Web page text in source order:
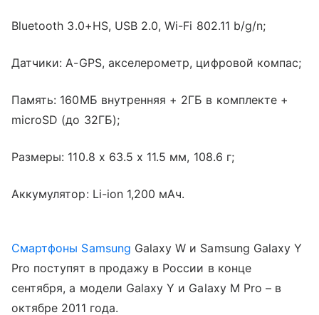
Bluetooth 3.0+HS, USB 2.0, Wi-Fi 802.11 b/g/n;
Датчики: A-GPS, акселерометр, цифровой компас;
Память: 160MБ внутренняя + 2ГБ в комплекте +
microSD (до 32ГБ);
Размеры: 110.8 x 63.5 x 11.5 мм, 108.6 г;
Аккумулятор: Li-ion 1,200 мАч.
Смартфоны Samsung Galaxy W и Samsung Galaxy Y
Pro поступят в продажу в России в конце
сентября, а модели Galaxy Y и Galaxy M Pro – в
октябре 2011 года.